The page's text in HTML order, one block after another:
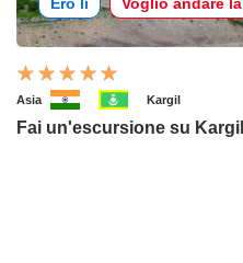
Asia Kargil
Fai un'escursione su Kargil